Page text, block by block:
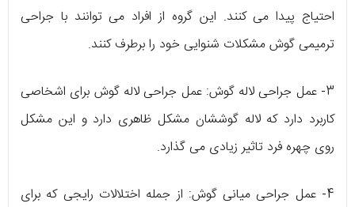
احتیاج پیدا می کنند. این گروه از افراد می توانند با جراحی
ترمیمی گوش مشکلات شنوایی خود را برطرف کنند.
3- عمل جراحی لاله گوش: عمل جراحی لاله گوش برای اشخاصی
کاربرد دارد که لاله گوششان مشکل ظاهری دارد و این مشکل
روی چهره فرد تاثیر زیادی می گذارد.
4- عمل جراحی میانی گوش: از جمله اختلالات رایجی که برای